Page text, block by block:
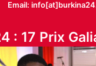
Email:
: 17 Prix